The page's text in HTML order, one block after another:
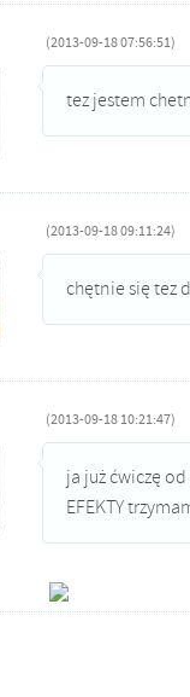
(2013-09-18 07:56:51)
tez jestem
(2013-09-18 09:11:24)
chętnie się tez
(2013-09-18 10:21:47)
ja już ćwiczę od
EFEKTY